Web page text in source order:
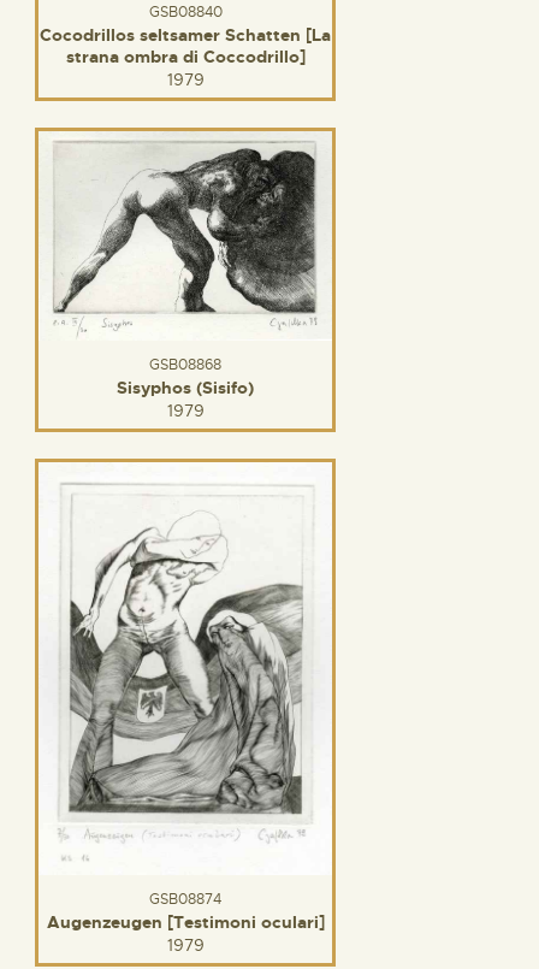
GSB08840
Cocodrillos seltsamer Schatten [La
strana ombra di Coccodrillo]
1979
GSB08868
Sisyphos (Sisifo)
1979
GSB08874
Augenzeugen [Testimoni oculari]
1979